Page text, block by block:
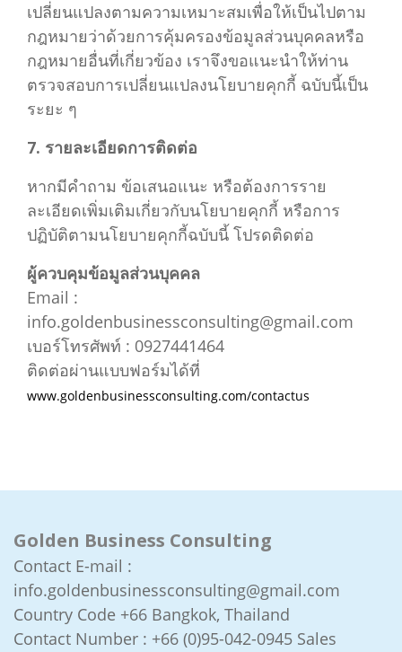
เปลี่ยนแปลงตามความเหมาะสมเพื่อให้เป็นไปตาม
กฎหมายว่าด้วยการคุ้มครองข้อมูลส่วนบุคคลหรือ
กฎหมายอื่นที่เกี่ยวข้อง เราจึงขอแนะนำให้ท่าน
ตรวจสอบการเปลี่ยนแปลงนโยบายคุกกี้ ฉบับนี้เป็น
ระยะ ๆ
7. รายละเอียดการติดต่อ
หากมีคำถาม ข้อเสนอแนะ หรือต้องการราย
ละเอียดเพิ่มเติมเกี่ยวกับนโยบายคุกกี้ หรือการ
ปฏิบัติตามนโยบายคุกกี้ฉบับนี้ โปรดติดต่อ
ผู้ควบคุมข้อมูลส่วนบุคคล
Email :
info.goldenbusinessconsulting@gmail.com
เบอร์โทรศัพท์ : 0927441464
ติดต่อผ่านแบบฟอร์มได้ที่
www.goldenbusinessconsulting.com/contactus
Golden Business Consulting
Contact E-mail :
info.goldenbusinessconsulting@gmail.com
Country Code +66 Bangkok, Thailand
Contact Number : +66 (0)95-042-0945 Sales